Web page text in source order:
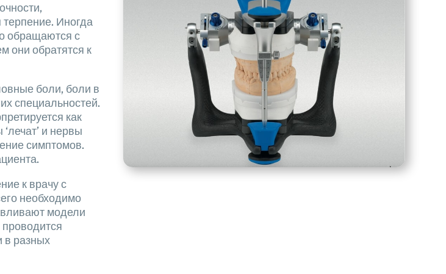
терпение. Иногда
обращаются с
они обратятся к
боли, боли в
специальностей.
как
и нервы
симптомов.
к врачу с
необходимо
модели
в разных